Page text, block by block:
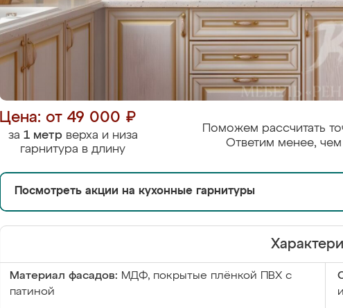
Цена: от 49 000 ₽
за 1 метрверха и низа
гарнитура в длину
Поможем рассчитать
Ответим менее, чем
Посмотреть акции на кухонные гарнитуры
Материал фасадов: МДФ, покрытые плёнкой ПВХ с
патиной